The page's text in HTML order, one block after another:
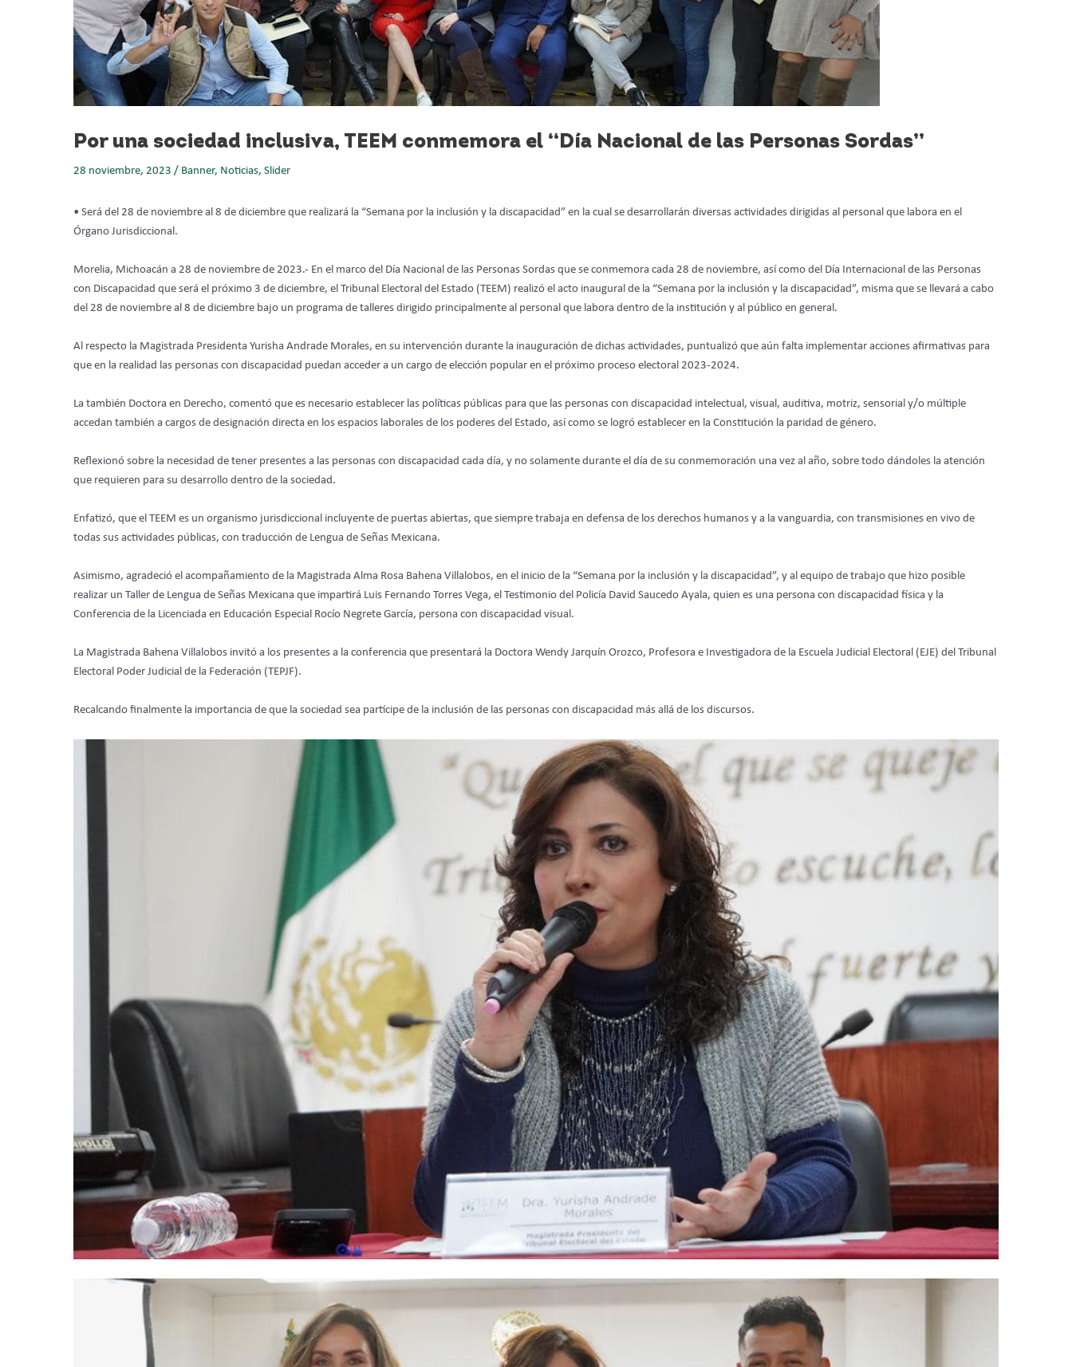
Por una sociedad inclusiva, TEEM conmemora el “Día Nacional de las Personas Sordas”
28 noviembre, 2023 / Banner, Noticias, Slider
• Será del 28 de noviembre al 8 de diciembre que realizará la “Semana por la inclusión y la discapacidad” en la cual se desarrollarán diversas actividades dirigidas al personal que labora en el
Órgano Jurisdiccional.
Morelia, Michoacán a 28 de noviembre de 2023.- En el marco del Día Nacional de las Personas Sordas que se conmemora cada 28 de noviembre, así como del Día Internacional de las Personas
con Discapacidad que será el próximo 3 de diciembre, el Tribunal Electoral del Estado (TEEM) realizó el acto inaugural de la “Semana por la inclusión y la discapacidad”, misma que se llevará a cabo
del 28 de noviembre al 8 de diciembre bajo un programa de talleres dirigido principalmente al personal que labora dentro de la institución y al público en general.
Al respecto la Magistrada Presidenta Yurisha Andrade Morales, en su intervención durante la inauguración de dichas actividades, puntualizó que aún falta implementar acciones afirmativas para
que en la realidad las personas con discapacidad puedan acceder a un cargo de elección popular en el próximo proceso electoral 2023-2024.
La también Doctora en Derecho, comentó que es necesario establecer las políticas públicas para que las personas con discapacidad intelectual, visual, auditiva, motriz, sensorial y/o múltiple
accedan también a cargos de designación directa en los espacios laborales de los poderes del Estado, así como se logró establecer en la Constitución la paridad de género.
Reflexionó sobre la necesidad de tener presentes a las personas con discapacidad cada día, y no solamente durante el día de su conmemoración una vez al año, sobre todo dándoles la atención
que requieren para su desarrollo dentro de la sociedad.
Enfatizó, que el TEEM es un organismo jurisdiccional incluyente de puertas abiertas, que siempre trabaja en defensa de los derechos humanos y a la vanguardia, con transmisiones en vivo de
todas sus actividades públicas, con traducción de Lengua de Señas Mexicana.
Asimismo, agradeció el acompañamiento de la Magistrada Alma Rosa Bahena Villalobos, en el inicio de la “Semana por la inclusión y la discapacidad”, y al equipo de trabajo que hizo posible
realizar un Taller de Lengua de Señas Mexicana que impartirá Luis Fernando Torres Vega, el Testimonio del Policía David Saucedo Ayala, quien es una persona con discapacidad física y la
Conferencia de la Licenciada en Educación Especial Rocío Negrete García, persona con discapacidad visual.
La Magistrada Bahena Villalobos invitó a los presentes a la conferencia que presentará la Doctora Wendy Jarquín Orozco, Profesora e Investigadora de la Escuela Judicial Electoral (EJE) del Tribunal
Electoral Poder Judicial de la Federación (TEPJF).
Recalcando finalmente la importancia de que la sociedad sea partícipe de la inclusión de las personas con discapacidad más allá de los discursos.